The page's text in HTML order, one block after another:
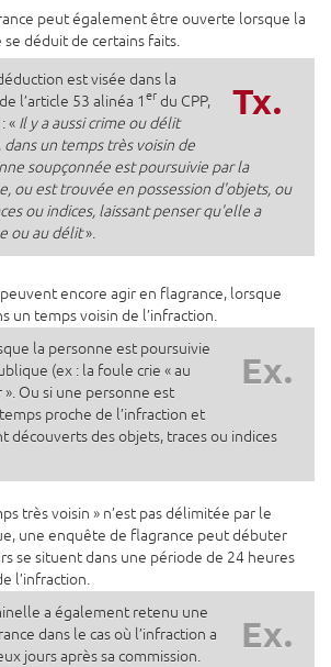
peut également être ouverte lorsque la
déduit de certains faits.
Tx.
est visée dans la
l’article 53 alinéa 1 er du CPP,
« Il y a aussi crime ou délit
un temps très voisin de
soupçonnée est poursuivie par la
ou est trouvée en possession d'objets, ou
ou indices, laissant penser qu'elle a
ou au délit».
encore agir en flagrance, lorsque
un temps voisin de l’infraction.
Ex.
la personne est poursuivie
(ex : la foule crie « au
Ou si une personne est
proche de l’infraction et
découverts des objets, traces ou indices
très voisin » n’est pas délimitée par le
une enquête de flagrance peut débuter
se situent dans une période de 24 heures
l’infraction.
Ex.
a également retenu une
dans le cas où l’infraction a
jours après sa commission.